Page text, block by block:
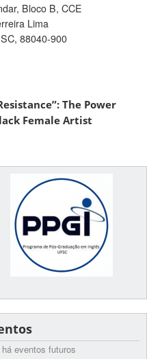
Bloco B, CCE
Lima
88040-900
The Power
Female Artist
há eventos futuros